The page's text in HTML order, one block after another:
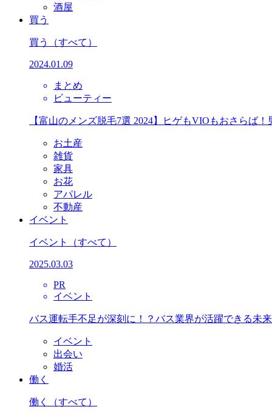
酒屋
買う
買う （すべて）
2024.01.09
まとめ
ビューティー
【富山のメンズ脱毛7選 2024】ヒゲもVIOもおさらば
お土産
雑貨
家具
お花
アパレル
不動産
イベント
イベント （すべて）
2025.03.03
PR
イベント
バス運転手不足が深刻に！？バス業界が活躍できる未
イベント
出会い
婚活
働く
働く （すべて）